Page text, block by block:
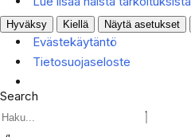
Hyväksy Kiellä Näytä asetukset
Evästekäytäntö
Tietosuojaseloste
Search